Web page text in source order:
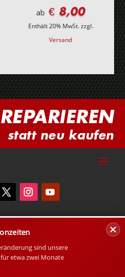
ab € 8,00
Enthält 20% MwSt.zzgl.
Versand
REPARIEREN
statt neu kaufen
sind unsere
etwa zwei Monate